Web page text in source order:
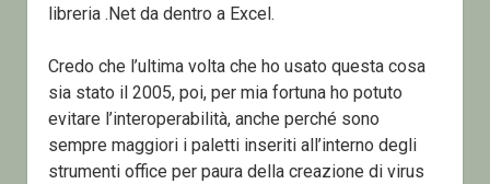
libreria .Net da dentro a Excel.
Credo che l’ultima volta che ho usato questa cosa
sia stato il 2005, poi, per mia fortuna ho potuto
evitare l’interoperabilità, anche perché sono
sempre maggiori i paletti inseriti all’interno degli
strumenti office per paura della creazione di virus